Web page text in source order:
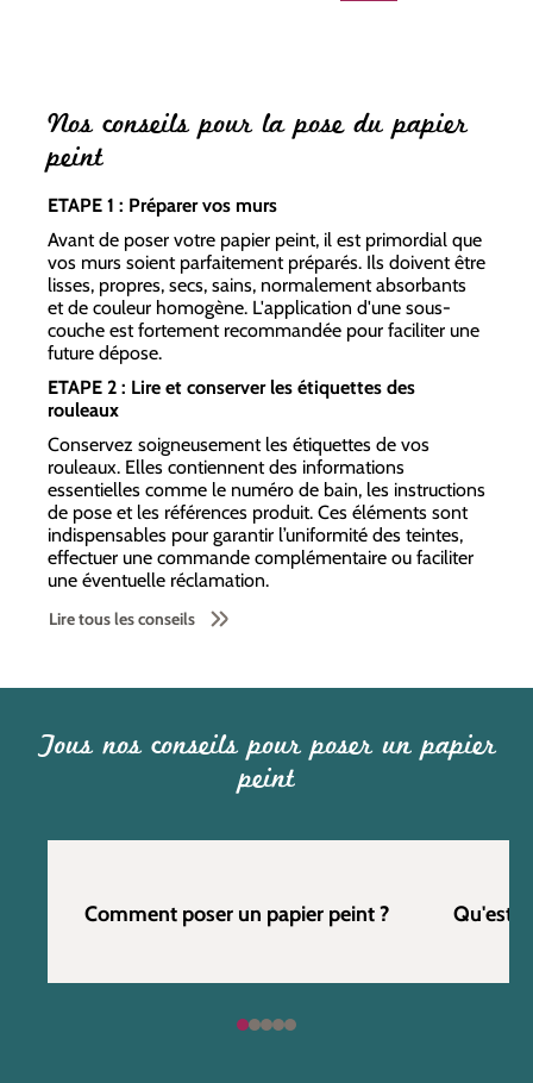
Nos conseils pour la pose du papier
peint
ETAPE 1 : Préparer vos murs
Avant de poser votre papier peint, il est primordial que
vos murs soient parfaitement préparés. Ils doivent être
lisses, propres, secs, sains, normalement absorbants
et de couleur homogène. L'application d'une sous-
couche est fortement recommandée pour faciliter une
future dépose.
ETAPE 2 : Lire et conserver les étiquettes des
rouleaux
Conservez soigneusement les étiquettes de vos
rouleaux. Elles contiennent des informations
essentielles comme le numéro de bain, les instructions
de pose et les références produit. Ces éléments sont
indispensables pour garantir l’uniformité des teintes,
effectuer une commande complémentaire ou faciliter
une éventuelle réclamation.
Lire tous les conseils
Tous nos conseils pour poser un papier
peint
Comment poser un papier peint ? Qu'est